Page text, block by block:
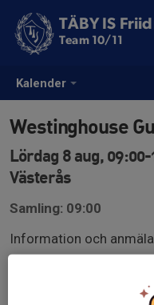
Kalender
TÄBY IS
Team 10/11
Westinghouse
Lördag 8 aug, 09:00-
Västerås
Samling: 09:00
Information och